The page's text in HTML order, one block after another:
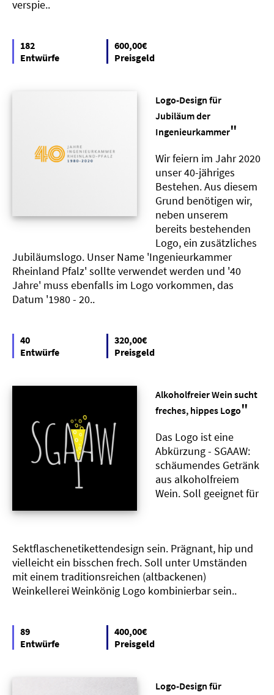
verspie..
182
Entwürfe
600,00€
Preisgeld
Logo-Design für
Jubiläum der
Ingenieurkammer"
Wir feiern im Jahr 2020
unser 40-jähriges
Bestehen. Aus diesem
Grund benötigen wir,
neben unserem
bereits bestehenden
Logo, ein zusätzliches
Jubiläumslogo. Unser Name 'Ingenieurkammer
Rheinland Pfalz' sollte verwendet werden und '40
Jahre' muss ebenfalls im Logo vorkommen, das
Datum '1980 - 20..
40
Entwürfe
320,00€
Preisgeld
Alkoholfreier Wein sucht
freches, hippes Logo"
Das Logo ist eine
Abkürzung - SGAAW:
schäumendes Getränk
aus alkoholfreiem
Wein. Soll geeignet für
Sektflaschenetikettendesign sein. Prägnant, hip und
vielleicht ein bisschen frech. Soll unter Umständen
mit einem traditionsreichen (altbackenen)
Weinkellerei Weinkönig Logo kombinierbar sein..
89
Entwürfe
400,00€
Preisgeld
Logo-Design für